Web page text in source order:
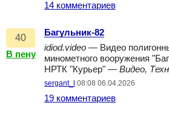
14 комментариев
40
В пену
Багульник-82
idiod.video — Видео
минометного вооружения
НРТК "Курьер" — Видео,
sergant_l 08:08 06.04.2026
19 комментариев